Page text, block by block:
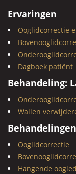
Ervaringen
Ooglidcorrectie
Dagboek patiënt
Behandeling:
Wallen
Ooglidcorrectie
Hangende